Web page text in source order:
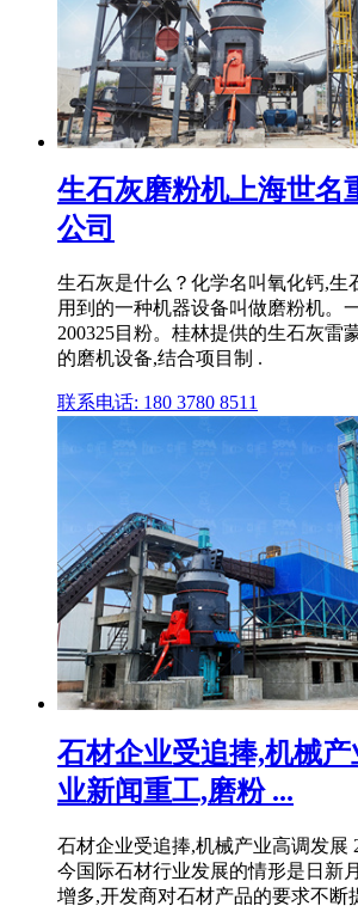
生石灰磨粉机上海世名
公司
生石灰是什么？化学名叫氧化钙,生
用到的一种机器设备叫做磨粉机。
200325目粉。桂林提供的生石灰雷
的磨机设备,结合项目制 .
联系电话: 180 3780 8511
石材企业受追捧,机械
业新闻重工,磨粉 ...
石材企业受追捧,机械产业高调发展
今国际石材行业发展的情形是日新
增多,开发商对石材产品的要求不断